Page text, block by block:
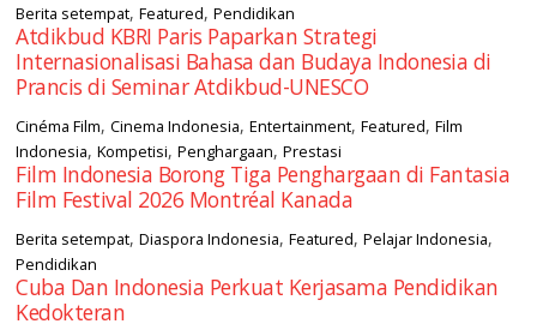
Berita setempat,Featured,Pendidikan
Atdikbud KBRI Paris Paparkan Strategi
Internasionalisasi Bahasa dan Budaya Indonesia di
Prancis di Seminar Atdikbud-UNESCO
Cinéma Film,Cinema Indonesia,Entertainment,Featured,Film
Indonesia,Kompetisi,Penghargaan,Prestasi
Film Indonesia Borong Tiga Penghargaan di Fantasia
Film Festival 2026 Montréal Kanada
Berita setempat,Diaspora Indonesia,Featured,Pelajar Indonesia,
Pendidikan
Cuba Dan Indonesia Perkuat Kerjasama Pendidikan
Kedokteran